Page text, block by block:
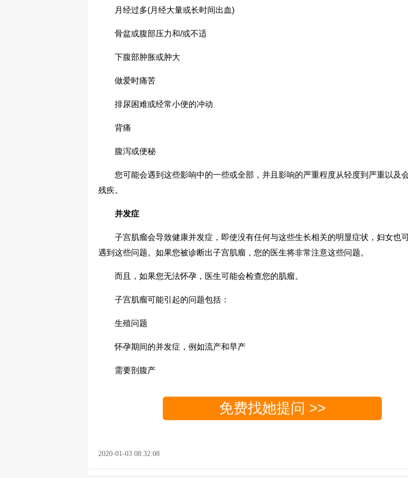
月经过多(月经大量或长时间出血)
骨盆或腹部压力和/或不适
下腹部肿胀或肿大
做爱时痛苦
排尿困难或经常小便的冲动
背痛
腹泻或便秘
您可能会遇到这些影响中的一些或全部，并且影响的严重程度从轻度到严重以及
残疾。
并发症
子宫肌瘤会导致健康并发症，即使没有任何与这些生长相关的明显症状，妇女也
遇到这些问题。如果您被诊断出子宫肌瘤，您的医生将非常注意这些问题。
而且，如果您无法怀孕，医生可能会检查您的肌瘤。
子宫肌瘤可能引起的问题包括：
生殖问题
怀孕期间的并发症，例如流产和早产
需要剖腹产
免费找她提问 >>
2020-01-03 08:32:08